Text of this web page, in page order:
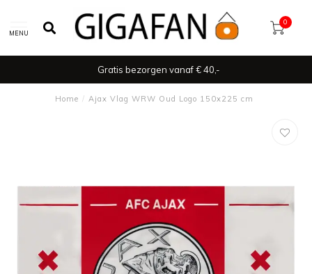
MENU
0
Gratis bezorgen vanaf € 40,-
Home / Ajax Vlag WRW Oud Logo 150x225 cm